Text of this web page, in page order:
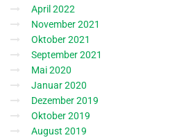
April 2022
November 2021
Oktober 2021
September 2021
Mai 2020
Januar 2020
Dezember 2019
Oktober 2019
August 2019